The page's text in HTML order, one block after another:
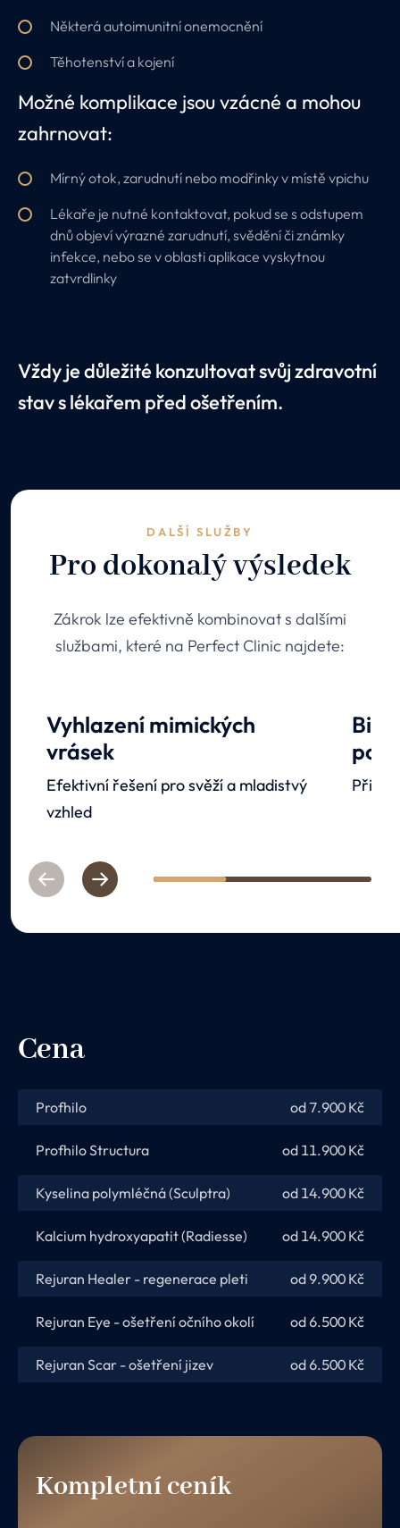
Některá autoimunitní onemocnění
Těhotenství a kojení
Možné komplikace jsou vzácné a mohou
zahrnovat:
Mírný otok, zarudnutí nebo modřinky v místě vpichu
Lékaře je nutné kontaktovat, pokud se s odstupem
dnů objeví výrazné zarudnutí, svědění či známky
infekce, nebo se v oblasti aplikace vyskytnou
zatvrdlinky
Vždy je důležité konzultovat svůj zdravotní
stav s lékařem před ošetřením.
DALŠÍ SLUŽBY
Pro dokonalý výsledek
Zákrok lze efektivně kombinovat s dalšími
službami, které na Perfect Clinic najdete:
Vyhlazení mimických
vrásek
Efektivní řešení pro svěží a mladistvý
vzhled
PreviousNext 1 2 3
Cena
Profhilo od 7.900 Kč
Profhilo Structura od 11.900 Kč
Kyselina polymléčná (Sculptra) od 14.900 Kč
Kalcium hydroxyapatit (Radiesse) od 14.900 Kč
Rejuran Healer - regenerace pleti od 9.900 Kč
Rejuran Eye - ošetření očního okolí od 6.500 Kč
Rejuran Scar - ošetření jizev od 6.500 Kč
Kompletní ceník